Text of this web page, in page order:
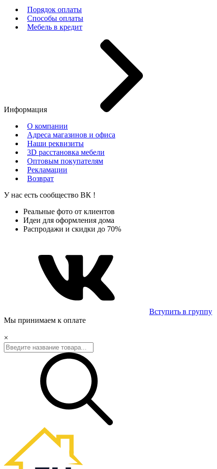
Порядок оплаты
Способы оплаты
Мебель в кредит
Информация
О компании
Адреса магазинов и офиса
Наши реквизиты
3D расстановка мебели
Оптовым покупателям
Рекламации
Возврат
У нас есть сообщество ВК !
Реальные фото от клиентов
Идеи для оформления дома
Распродажи и скидки до 70%
Вступить в группу
Мы принимаем к оплате
×